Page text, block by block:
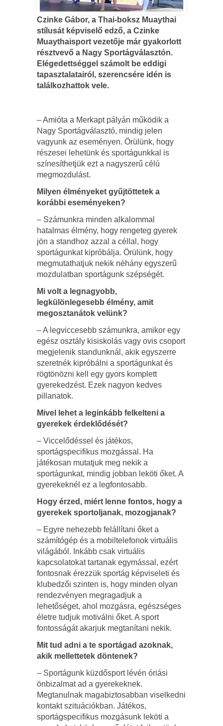
Czinke Gábor, a Thai-boksz Muaythai
stílusát képviselő edző, a Czinke
Muaythaisport vezetője már gyakorlott
résztvevő a Nagy Sportágválasztón.
Elégedettséggel számolt be eddigi
tapasztalatairól, szerencsére idén is
találkozhattok vele.
– Amióta a Merkapt pályán működik a
Nagy Sportágválasztó, mindig jelen
vagyunk az eseményen. Örülünk, hogy
részesei lehetünk és sportágunkkal is
színesíthetjük ezt a nagyszerű célú
megmozdulást.
Milyen élményeket gyűjtöttetek a
korábbi eseményeken?
– Számunkra minden alkalommal
hatalmas élmény, hogy rengeteg gyerek
jön a standhoz azzal a céllal, hogy
sportágunkat kipróbálja. Örülünk, hogy
megmutathatjuk nekik néhány egyszerű
mozdulatban sportágunk szépségét.
Mi volt a legnagyobb,
legkülönlegesebb élmény, amit
megosztanátok velünk?
– A legviccesebb számunkra, amikor egy
egész osztály kisiskolás vagy ovis csoport
megjelenik standunknál, akik egyszerre
szeretnék kipróbálni a sportágunkat és
rögtönözni kell egy gyors komplett
gyerekedzést. Ezek nagyon kedves
pillanatok.
Mivel lehet a leginkább felkelteni a
gyerekek érdeklődését?
– Viccelődéssel és játékos,
sportágspecifikus mozgással. Ha
játékosan mutatjuk meg nekik a
sportágunkat, mindig jobban leköti őket. A
gyerekeknél ez a legfontosabb.
Hogy érzed, miért lenne fontos, hogy a
gyerekek sportoljanak, mozogjanak?
– Egyre nehezebb felállítani őket a
számítógép és a mobiltelefonok virtuális
világából. Inkább csak virtuális
kapcsolatokat tartanak egymással, ezért
fontosnak érezzük sportág képviseleti és
klubedzői szinten is, hogy minden olyan
rendezvényen megragadjuk a
lehetőséget, ahol mozgásra, egészséges
életre tudjuk motiválni őket. A sport
fontosságát akarjuk megtanítani nekik.
Mit tud adni a te sportágad azoknak,
akik mellettetek döntenek?
– Sportágunk küzdősport lévén óriási
önbizalmat ad a gyerekeknek.
Megtanulnak magabiztosabban viselkedni
kontakt szituációkban. Játékos,
sportágspecifikus mozgásunk leköti a